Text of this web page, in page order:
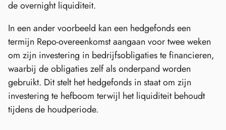
de overnight liquiditeit.
In een ander voorbeeld kan een hedgefonds een
termijn Repo-overeenkomst aangaan voor twee weken
om zijn investering in bedrijfsobligaties te financieren,
waarbij de obligaties zelf als onderpand worden
gebruikt. Dit stelt het hedgefonds in staat om zijn
investering te hefboom terwijl het liquiditeit behoudt
tijdens de houdperiode.